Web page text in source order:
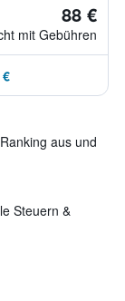
88 €
mit Gebühren
aus und
Steuern &